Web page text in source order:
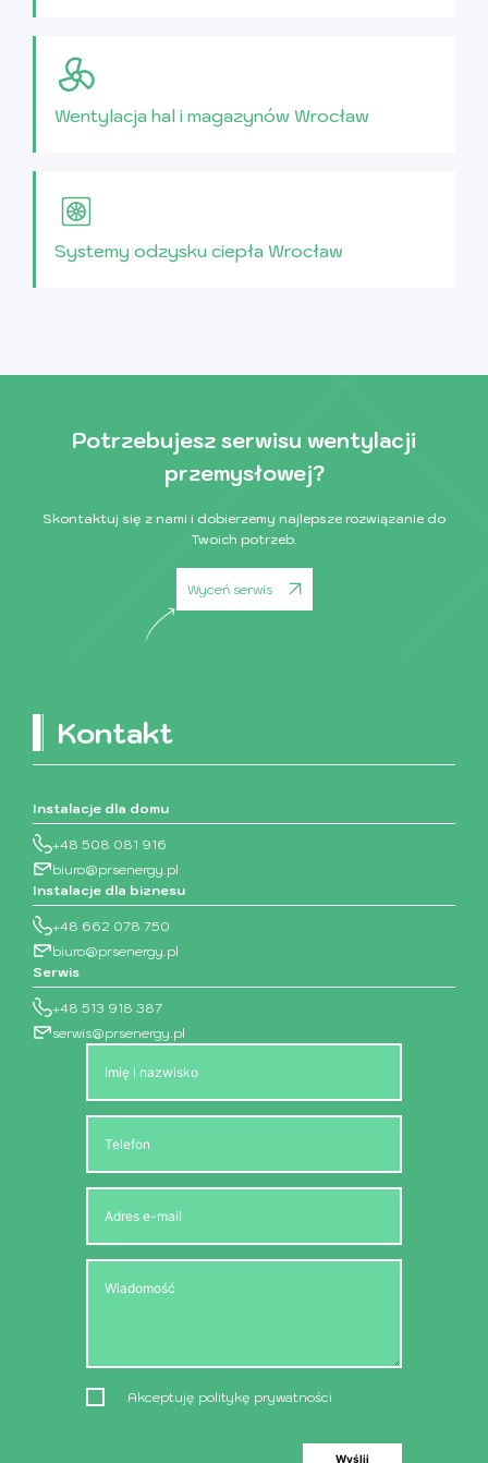
Wentylacja hal i magazynów Wrocław
Systemy odzysku ciepła Wrocław
Potrzebujesz serwisu wentylacji
przemysłowej?
Skontaktuj się z nami i dobierzemy najlepsze rozwiązanie do
Twoich potrzeb.
Wyceń serwis
Kontakt
Instalacje dla domu
+48 508 081 916
biuro@prsenergy.pl
Instalacje dla biznesu
+48 662 078 750
biuro@prsenergy.pl
Serwis
+48 513 918 387
serwis@prsenergy.pl
Akceptuję politykę prywatności